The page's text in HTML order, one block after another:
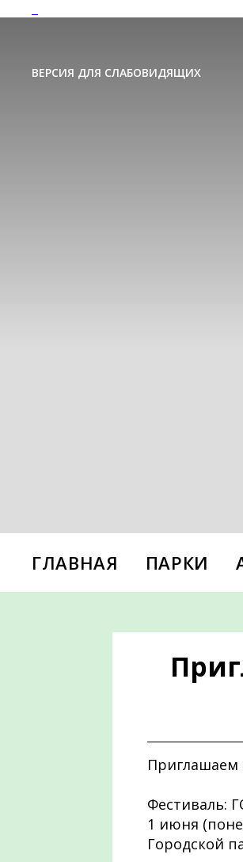
ВЕРСИЯ ДЛЯ СЛАБОВИДЯЩИХ
ГЛАВНАЯ ПАРКИ
Приглашаем
Фестиваль:
1 июня
Городской